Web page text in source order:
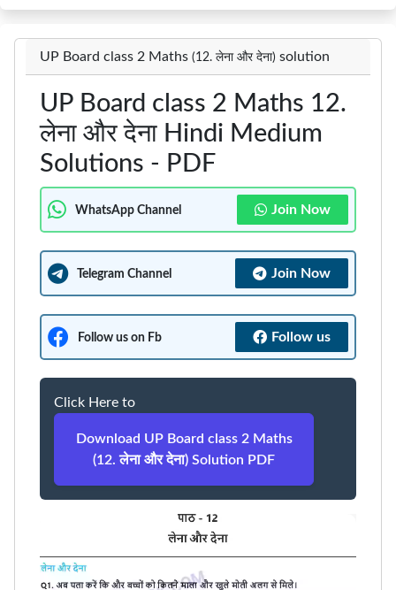
UP Board class 2 Maths (12. लेना और देना) solution
UP Board class 2 Maths 12.
लेना और देना Hindi Medium
Solutions - PDF
WhatsApp Channel Join Now
Telegram Channel Join Now
Follow us on Fb Follow us
Click Here to
Download UP Board class 2 Maths
(12. लेना और देना) Solution PDF